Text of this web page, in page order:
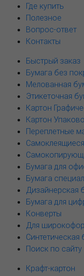
Где купить
Полезное
Вопрос-ответ
Контакты
Быстрый заказ
Бумага без
Мелованная
Этикеточная
Картон
Картон
Переплетные
Бумага для
Бумага
Дизайнерская
Бумага для
Конверты
Для
Синтетическая
Поиск по сайту
Крафт-картон